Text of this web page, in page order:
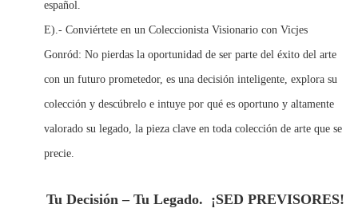
español.
E).- Conviértete en un Coleccionista Visionario con Vicjes
Gonród: No pierdas la oportunidad de ser parte del éxito del arte
con un futuro prometedor, es una decisión inteligente, explora su
colección y descúbrelo e intuye por qué es oportuno y altamente
valorado su legado, la pieza clave en toda colección de arte que se
precie.
Tu Decisión – Tu Legado. ¡SED PREVISORES!